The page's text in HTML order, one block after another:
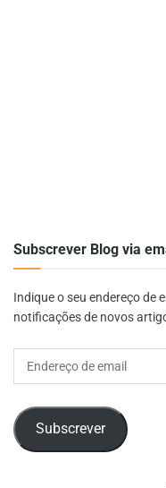
Subscrever Blog via
Indique o seu endereço de
notificações de novos
Subscrever